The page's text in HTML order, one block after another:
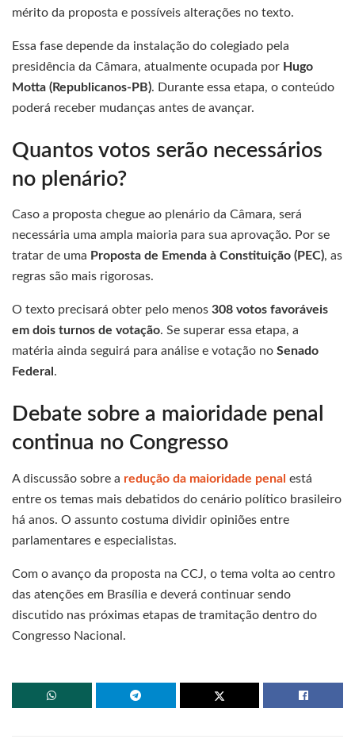
mérito da proposta e possíveis alterações no texto.
Essa fase depende da instalação do colegiado pela
presidência da Câmara, atualmente ocupada por Hugo
Motta (Republicanos-PB). Durante essa etapa, o conteúdo
poderá receber mudanças antes de avançar.
Quantos votos serão necessários
no plenário?
Caso a proposta chegue ao plenário da Câmara, será
necessária uma ampla maioria para sua aprovação. Por se
tratar de uma Proposta de Emenda à Constituição (PEC), as
regras são mais rigorosas.
O texto precisará obter pelo menos 308 votos favoráveis
em dois turnos de votação. Se superar essa etapa, a
matéria ainda seguirá para análise e votação no Senado
Federal .
Debate sobre a maioridade penal
continua no Congresso
A discussão sobre a redução da maioridade penal está
entre os temas mais debatidos do cenário político brasileiro
há anos. O assunto costuma dividir opiniões entre
parlamentares e especialistas.
Com o avanço da proposta na CCJ, o tema volta ao centro
das atenções em Brasília e deverá continuar sendo
discutido nas próximas etapas de tramitação dentro do
Congresso Nacional.